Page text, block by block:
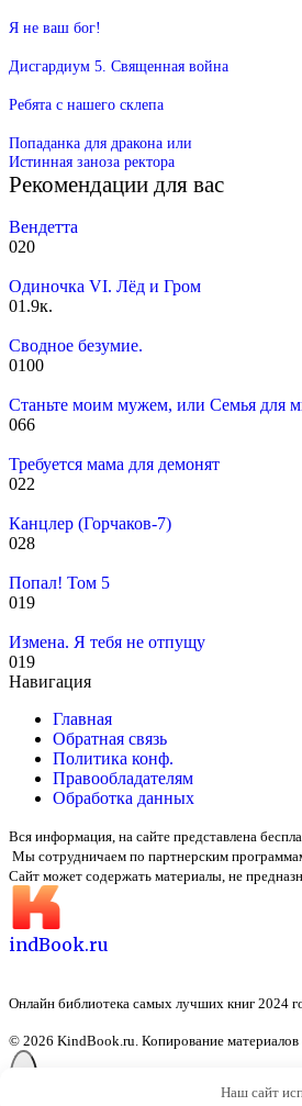
Я не ваш бог!
Дисгардиум 5. Священная война
Ребята с нашего склепа
Попаданка для дракона или
Истинная заноза ректора
Рекомендации для вас
Вендетта
020
Одиночка VI. Лёд и Гром
01.9к.
Сводное безумие.
0100
Станьте моим мужем, или Семья для
066
Требуется мама для демонят
022
Канцлер (Горчаков-7)
028
Попал! Том 5
019
Измена. Я тебя не отпущу
019
Навигация
Главная
Обратная связь
Политика конф.
Правообладателям
Обработка данных
Вся информация, на сайте представлена
Мы сотрудничаем по партнерским
Сайт может содержать материалы, не
indBook.ru
Онлайн библиотека самых лучших книг 2024
© 2026 KindBook.ru. Копирование материалов
Наш сайт